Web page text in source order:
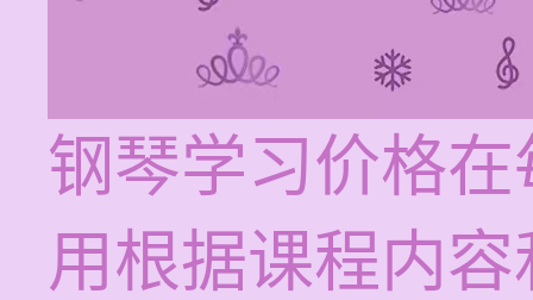
钢琴学习价格
用根据课程内